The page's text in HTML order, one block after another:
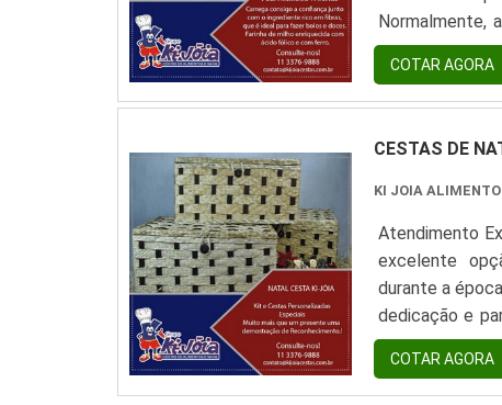
Normalmente,
formação das
COTAR AGORA
CESTAS DE
KI JOIA
Atendimento
excelente
durante a
dedicação e
ambos. Com
cliente
COTAR AGORA